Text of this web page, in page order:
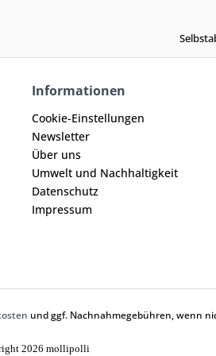
Informationen
Cookie-Einstellungen
Newsletter
Über uns
Umwelt und Nachhaltigkeit
Datenschutz
Impressum
und ggf. Nachnahmegebühren, wenn
2026 mollipolli